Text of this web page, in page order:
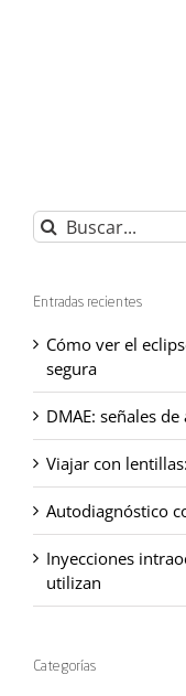
Buscar:
Entradas recientes
Cómo ver el
segura
DMAE: señales
Viajar con
Autodiagnóstico
Inyecciones
utilizan
Categorías